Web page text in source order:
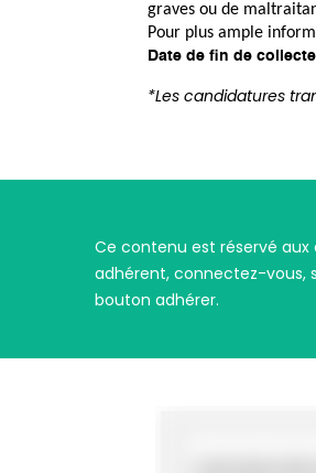
graves ou de
Pour plus ample
Date de fin de
*Les candidatures
Ce contenu est réservé aux
adhérent, connectez-vous,
bouton adhérer.